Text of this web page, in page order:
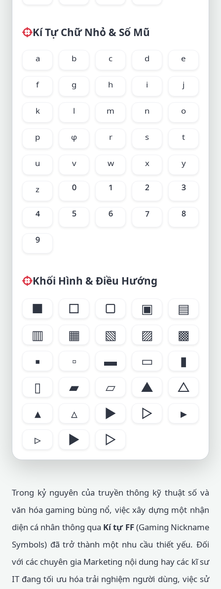
Kí Tự Chữ Nhỏ & Số Mũ
ᵃ ᵇ ᶜ ᵈ
ᵉ
ᶠ
ᵍ ʰ ⁱ
ʲ
ᵏ
ˡ ᵐ ⁿ
ᵒ
ᵖ
ᵠ ʳ ˢ
ᵗ
ᵘ
ᵛ ʷ ˣ
ʸ
ᶻ
⁰ ¹ ²
³
⁴
⁵ ⁶ ⁷
⁸
⁹
Khối Hình & Điều Hướng
■ □ ▢ ▣
▤
▥
▦ ▧ ▨
▩
▪
▫ ▬ ▭
▮
▯
▰ ▱ ▲
△
▴
▵ ▶ ▷
▸
▹
► ▻
Trong kỷ nguyên của truyền thông kỹ thuật số và
văn hóa gaming bùng nổ, việc xây dựng một nhận
diện cá nhân thông qua Kí tự FF(Gaming Nickname
Symbols) đã trở thành một nhu cầu thiết yếu. Đối
với các chuyên gia Marketing nội dung hay các kĩ sư
IT đang tối ưu hóa trải nghiệm người dùng, việc sử